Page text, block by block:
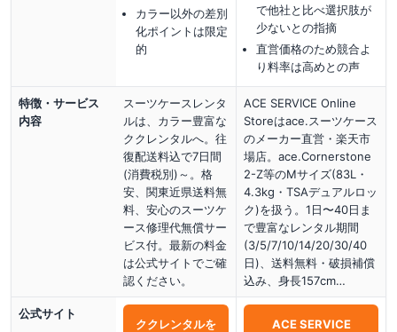
カラー以外の差別
化ポイントは限定
的
で他社と比べ選択肢が
少ないとの指摘
直営価格のため競合よ
り料率は高めとの声
特徴・サービス
内容
スーツケースレンタ
ルは、カラー豊富な
ククレンタルへ。往
復配送料込で7日間
(消費税別)～。格
安、関東近県送料無
料、安心のスーツケ
ース修理代無償サー
ビス付。最新の料金
は公式サイトでご確
認ください。
ACE SERVICE Online
Storeはace.スーツケース
のメーカー直営・楽天市
場店。ace.Cornerstone
2-Z等のMサイズ(83L・
4.3kg・TSAデュアルロッ
ク)を扱う。1日〜40日ま
で豊富なレンタル期間
(3/5/7/10/14/20/30/40
日)、送料無料・破損補償
込み、身長157cm…
公式サイト
ククレンタルを
ACE SERVICE